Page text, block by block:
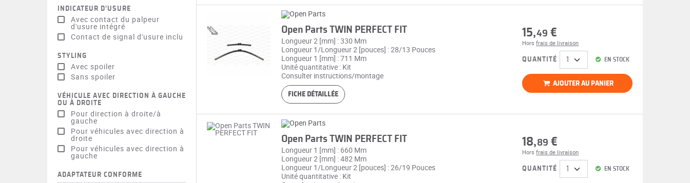
INDICATEUR D'USURE
Avec contact du palpeur
d'usure intégré
Contact de signal d'usure inclu
STYLING
Avec spoiler
Sans spoiler
VÉHICULE AVEC DIRECTION À GAUCHE
OU À DROITE
Pour direction à droite/à
gauche
Pour véhicules avec direction à
droite
Pour véhicules avec direction à
gauche
ADAPTATEUR CONFORME
Open Parts TWIN PERFECT FIT
Longueur 2 [mm] : 330 Mm
Longueur 1/Longueur 2 [pouces] : 28/13 Pouces
Longueur 1 [mm] : 711 Mm
Unité quantitative : Kit
Consulter instructions/montage
FICHE DÉTAILLÉE
15,49 €
Horsfrais de livraison
EN STOCK
QUANTITÉ
AJOUTER AU PANIER
Open Parts TWIN PERFECT FIT
Longueur 1 [mm] : 660 Mm
Longueur 2 [mm] : 482 Mm
Longueur 1/Longueur 2 [pouces] : 26/19 Pouces
Unité quantitative : Kit
18,89 €
Horsfrais de livraison
EN STOCK
QUANTITÉ